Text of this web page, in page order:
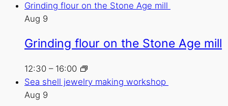
Grinding flour on the Stone Age mill
Aug 9
Grinding flour on the Stone Age mill
12:30 – 16:00
Sea shell jewelry making workshop
Aug 9